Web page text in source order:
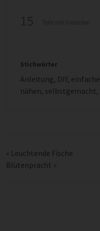
Stichwörter
Anleitung, DIY, einfache
nähen, selbstgemacht,
« Leuchtende Fische
Blütenpracht »